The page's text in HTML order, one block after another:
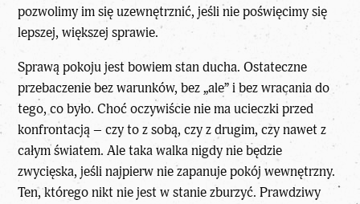
pozwolimy im się uzewnętrznić, jeśli nie poświęcimy się
lepszej, większej sprawie.
Sprawą pokoju jest bowiem stan ducha. Ostateczne
przebaczenie bez warunków, bez „ale” i bez wracania do
tego, co było. Choć oczywiście nie ma ucieczki przed
konfrontacją – czy to z sobą, czy z drugim, czy nawet z
całym światem. Ale taka walka nigdy nie będzie
zwycięska, jeśli najpierw nie zapanuje pokój wewnętrzny.
Ten, którego nikt nie jest w stanie zburzyć. Prawdziwy